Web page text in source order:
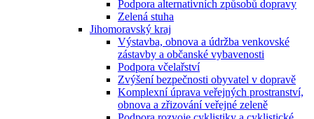
Podpora alternativních způsobů dopravy
Zelená stuha
Jihomoravský kraj
Výstavba, obnova a údržba venkovské
zástavby a občanské vybavenosti
Podpora včelařství
Zvýšení bezpečnosti obyvatel v dopravě
Komplexní úprava veřejných prostranství,
obnova a zřizování veřejné zeleně